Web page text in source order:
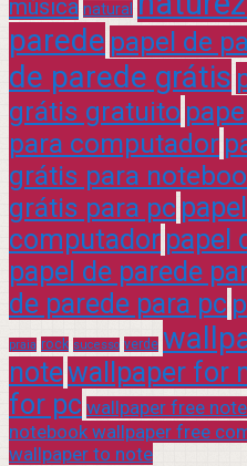
música natural
parede papel de
de parede grátis
grátis gratuito
para computador
grátis para
grátis para pc
computador papel
papel de parede
de parede para pc
praia rock sucesso verde
notewallpaper for
for pc wallpaper free
notebook wallpaper free
wallpaper to note